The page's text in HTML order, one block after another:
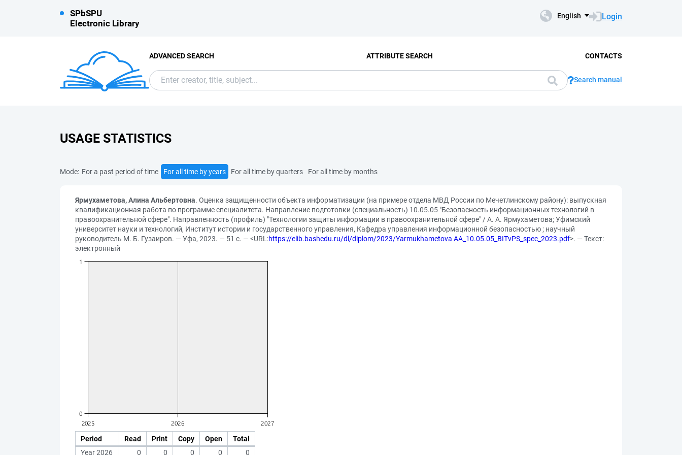
SPbSPU
Electronic Library
English Login
ADVANCED SEARCH ATTRIBUTE SEARCH CONTACTS
Search manual
USAGE STATISTICS
Mode: For a past period of time For all time by years For all time by quarters For all time by months
Ярмухаметова, Алина Альбертовна. Оценка защищенности объекта информатизации (на примере отдела МВД России по Мечетлинскому району): выпускная
квалификационная работа по программе специалитета. Направление подготовки (специальность) 10.05.05 "Безопасность информационных технологий в
правоохранительной сфере". Направленность (профиль) "Технологии защиты информации в правоохранительной сфере" / А. А. Ярмухаметова; Уфимский
университет науки и технологий, Институт истории и государственного управления, Кафедра управления информационной безопасностью ; научный
руководитель М. Б. Гузаиров. — Уфа, 2023. — 51 с. — <URL:https://elib.bashedu.ru/dl/diplom/2023/Yarmukhametova AA_10.05.05_BITvPS_spec_2023.pdf>. — Текст:
электронный
Period Read Print Copy Open
Total
Year 2026
0 0 0 0 0